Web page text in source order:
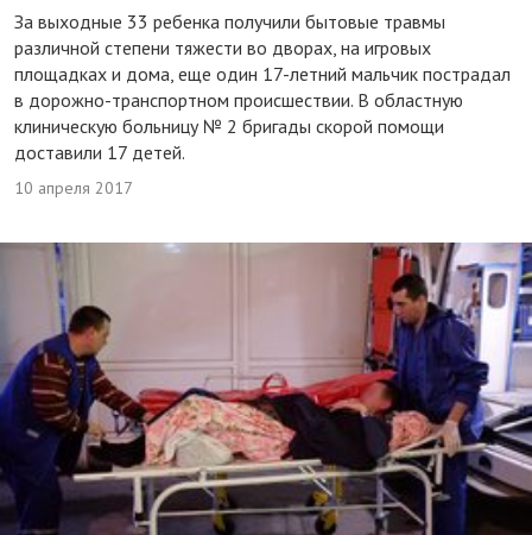
За выходные 33 ребенка получили бытовые травмы
различной степени тяжести во дворах, на игровых
площадках и дома, еще один 17-летний мальчик пострадал
в дорожно-транспортном происшествии. В областную
клиническую больницу № 2 бригады скорой помощи
доставили 17 детей.
10 апреля 2017